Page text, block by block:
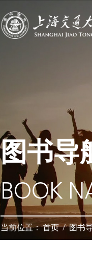
图书导
BOOK
当前位置：首页/图书